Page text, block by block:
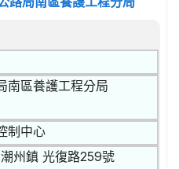
南區養護工程分局
制中心
州鎮 光復路259號